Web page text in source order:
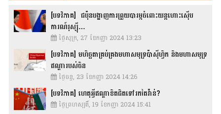
[បទវិភាគ] ជប៉ុនបង្ហាញការព្រួយបារម្ភចំពោះយន្តហោះស៊ើប
ការណ៍រុស្ស៊ី…
ថ្ងៃសុក្រ, 27 ខែកញ្ញា 2024 13:23
[បទវិភាគ] មហិច្ឆតាគ្រប់គ្រងមហាសមុទ្រប៉ាស៊ីហ្វិក និងមហាសមុទ្រ
ឥណ្ឌារបស់ចិន
ថ្ងៃចន្ទ, 23 ខែកញ្ញា 2024 14:26
[បទវិភាគ] ហេតុអ្វីឥណ្ឌាខិតជិតទៅរកតៃវ៉ាន់?
ថ្ងៃព្រហស្បតិ៍, 19 ខែកញ្ញា 2024 15:41